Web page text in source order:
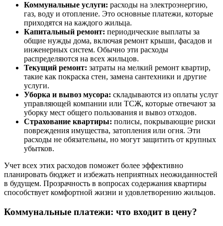
Коммунальные услуги: расходы на электроэнергию,
газ, воду и отопление. Это основные платежи, которые
приходятся на каждого жильца.
Капитальный ремонт: периодические выплаты за
общие нужды дома, включая ремонт крыши, фасадов и
инженерных систем. Обычно эти расходы
распределяются на всех жильцов.
Текущий ремонт: затраты на мелкий ремонт квартир,
такие как покраска стен, замена сантехники и другие
услуги.
Уборка и вывоз мусора: складываются из оплаты услуг
управляющей компании или ТСЖ, которые отвечают за
уборку мест общего пользования и вывоз отходов.
Страхование квартиры: полисы, покрывающие риски
повреждения имущества, затопления или огня. Эти
расходы не обязательны, но могут защитить от крупных
убытков.
Учет всех этих расходов поможет более эффективно
планировать бюджет и избежать неприятных неожиданностей
в будущем. Прозрачность в вопросах содержания квартиры
способствует комфортной жизни и удовлетворению жильцов.
Коммунальные платежи: что входит в цену?